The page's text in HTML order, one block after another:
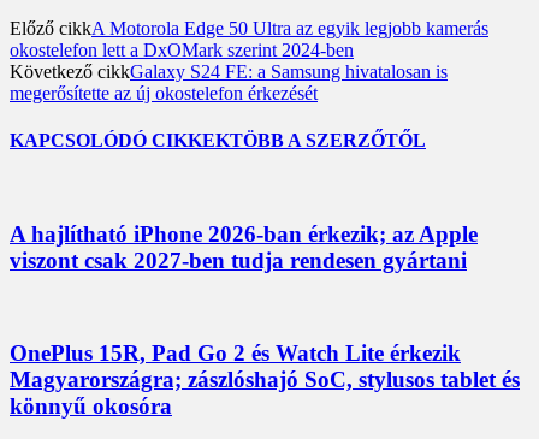
Előző cikkA Motorola Edge 50 Ultra az egyik legjobb kamerás
okostelefon lett a DxOMark szerint 2024-ben
Következő cikkGalaxy S24 FE: a Samsung hivatalosan is
megerősítette az új okostelefon érkezését
KAPCSOLÓDÓ CIKKEKTÖBB A SZERZŐTŐL
A hajlítható iPhone 2026-ban érkezik; az Apple
viszont csak 2027-ben tudja rendesen gyártani
OnePlus 15R, Pad Go 2 és Watch Lite érkezik
Magyarországra; zászlóshajó SoC, stylusos tablet és
könnyű okosóra